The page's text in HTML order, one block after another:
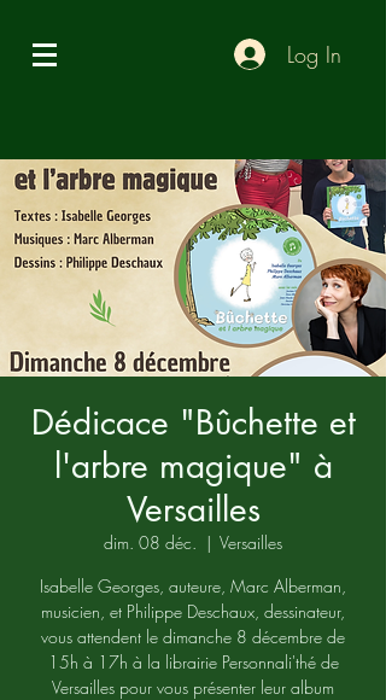
Log In
Dédicace "Bûchette et
l'arbre magique" à
Versailles
dim. 08 déc.
  |
Versailles
Isabelle Georges, auteure, Marc Alberman,
musicien, et Philippe Deschaux, dessinateur,
vous attendent le dimanche 8 décembre de
15h à 17h à la librairie Personnali'thé de
Versailles pour vous présenter leur album